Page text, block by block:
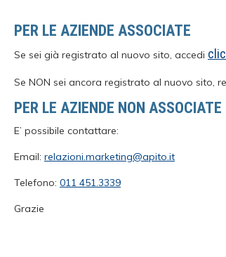
PER LE AZIENDE ASSOCIATE
Se sei già registrato al nuovo sito, accedi
Se NON sei ancora registrato al nuovo sito,
PER LE AZIENDE NON ASSOCIATE
E’ possibile contattare:
Email: relazioni.marketing@apito.it
Telefono: 011 451.3339
Grazie